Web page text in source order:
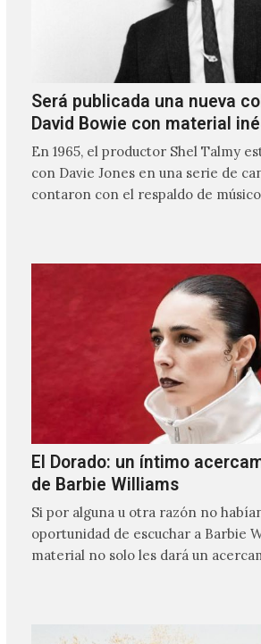
Será publicada una nueva
David Bowie con material
En 1965, el productor Shel Talmy
con Davie Jones en una serie de
contaron con el respaldo de
El Dorado: un íntimo
de Barbie Williams
Si por alguna u otra razón no
oportunidad de escuchar a Barbie
material no solo les dará un